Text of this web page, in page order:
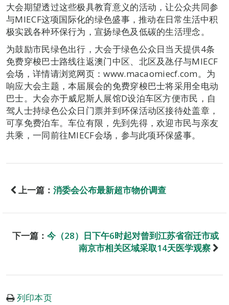
大会期望透过这些极具教育意义的活动，让公众共同参
与MIECF这项国际化的绿色盛事，推动在日常生活中积
极实践各种环保行为，宣扬绿色及低碳的生活理念。
为鼓励市民绿色出行，大会于绿色公众日当天提供4条
免费穿梭巴士路线往返澳门中区、北区及氹仔与MIECF
会场，详情请浏览网页：www.macaomiecf.com。为
响应大会主题，本届展会的免费穿梭巴士将采用全电动
巴士。大会亦于威尼斯人展馆D设泊车区方便市民，自
驾人士持绿色公众日门票并到环保活动区接待处盖章，
可享免费泊车。车位有限，先到先得，欢迎市民与亲友
共乘，一同前往MIECF会场，参与此项环保盛事。
上一篇： 消委会公布最新超市物价调查
下一篇： 今（28）日下午6时起对曾到江苏省宿迁市或
南京市相关区域采取14天医学观察
列印本页